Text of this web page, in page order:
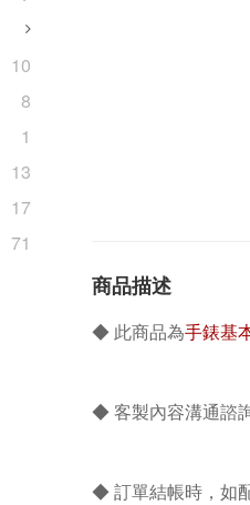
10
8
1
13
17
71
商品描述
◆ 此商品為手錶基
◆ 客製內容溝通諮
◆ 訂單結帳時，如